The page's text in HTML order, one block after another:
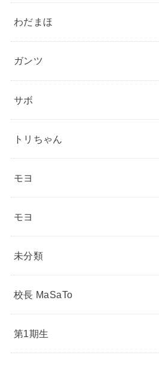
わだまほ
ガンツ
サボ
トリちゃん
モヨ
モヨ
未分類
校長 MaSaTo
第1期生